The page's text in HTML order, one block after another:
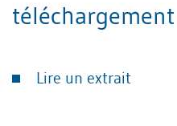
téléchargement
Lire un extrait